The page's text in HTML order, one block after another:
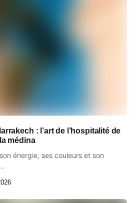
: l’art de l’hospitalité de
médina
énergie, ses couleurs et son